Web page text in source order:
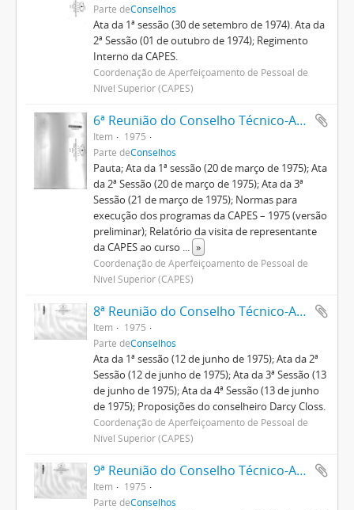
Parte deConselhos
Ata da 1ª sessão (30 de setembro de 1974). Ata da
2ª Sessão (01 de outubro de 1974); Regimento
Interno da CAPES.
Coordenação de Aperfeiçoamento de Pessoal de
Nível Superior (CAPES)
6ª Reunião do Conselho Técnico-Administrativo
Item
1975
Parte deConselhos
Pauta; Ata da 1ª sessão (20 de março de 1975); Ata
da 2ª Sessão (20 de março de 1975); Ata da 3ª
Sessão (21 de março de 1975); Normas para
execução dos programas da CAPES – 1975 (versão
preliminar); Relatório da visita de representante
da CAPES ao curso ... »
Coordenação de Aperfeiçoamento de Pessoal de
Nível Superior (CAPES)
8ª Reunião do Conselho Técnico-Administrativo
Item
1975
Parte deConselhos
Ata da 1ª sessão (12 de junho de 1975); Ata da 2ª
Sessão (12 de junho de 1975); Ata da 3ª Sessão (13
de junho de 1975); Ata da 4ª Sessão (13 de junho
de 1975); Proposições do conselheiro Darcy Closs.
Coordenação de Aperfeiçoamento de Pessoal de
Nível Superior (CAPES)
9ª Reunião do Conselho Técnico-Administrativo
Item
1975
Parte deConselhos